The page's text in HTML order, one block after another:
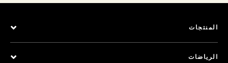
المنتجات
الرياضات